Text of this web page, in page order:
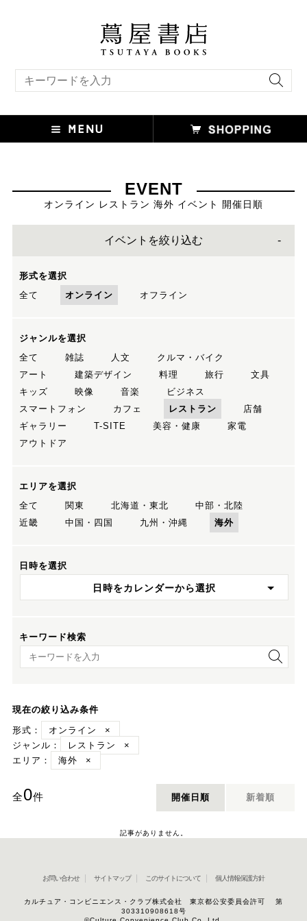
EVENT
オンライン レストラン 海外 イベント 開催日順
イベントを絞り込む
形式を選択
全て
オンライン オフライン
ジャンルを選択
全て
雑誌 人文
クルマ・バイク
アート
建築デザイン 料理 旅行
文具
キッズ
映像 音楽
ビジネス
スマートフォン
カフェ レストラン
店舗
ギャラリー
T-SITE 美容・健康
家電
アウトドア
エリアを選択
全て
関東 北海道・東北
中部・北陸
近畿
中国・四国 九州・沖縄 海外
日時を選択
日時をカレンダーから選択
キーワード検索
キーワード検索
現在の絞り込み条件
形式：
オンライン
×
ジャンル：
レストラン
×
エリア：
海外 ×
全0件 開催日順 新着順
記事がありません。
お問い合わせ サイトマップ このサイトについて 個人情報保護方針
カルチュア・コンビニエンス・クラブ株式会社 東京都公安委員会許可 第
303310908618号